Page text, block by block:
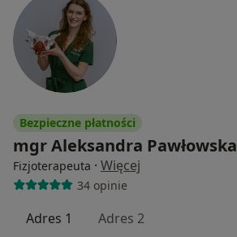
Bezpieczne płatności
mgr Aleksandra Pawłowska
Fizjoterapeuta · Więcej
34 opinie
Adres 1 Adres 2